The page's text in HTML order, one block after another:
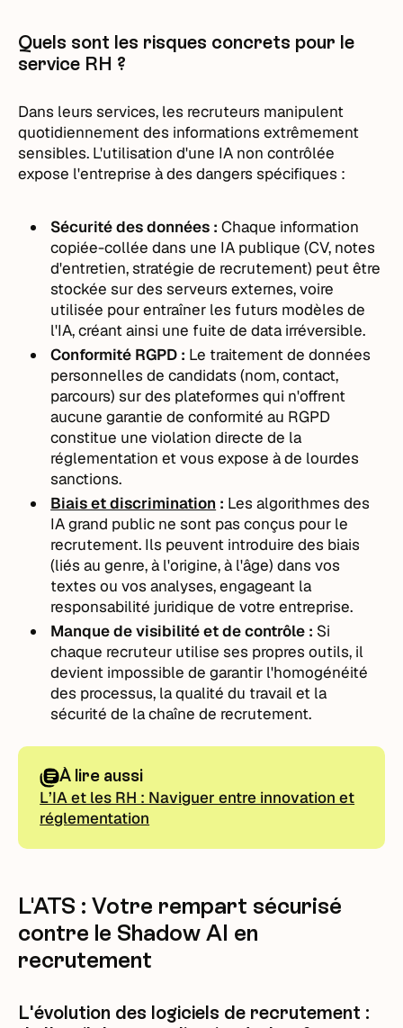
Quels sont les risques concrets pour le
service RH ?
Dans leurs services, les recruteurs manipulent
quotidiennement des informations extrêmement
sensibles. L'utilisation d'une IA non contrôlée
expose l'entreprise à des dangers spécifiques :
Sécurité des données : Chaque information
copiée-collée dans une IA publique (CV, notes
d'entretien, stratégie de recrutement) peut être
stockée sur des serveurs externes, voire
utilisée pour entraîner les futurs modèles de
l'IA, créant ainsi une fuite de data irréversible.
Conformité RGPD : Le traitement de données
personnelles de candidats (nom, contact,
parcours) sur des plateformes qui n'offrent
aucune garantie de conformité au RGPD
constitue une violation directe de la
réglementation et vous expose à de lourdes
sanctions.
Biais et discrimination : Les algorithmes des
IA grand public ne sont pas conçus pour le
recrutement. Ils peuvent introduire des biais
(liés au genre, à l'origine, à l'âge) dans vos
textes ou vos analyses, engageant la
responsabilité juridique de votre entreprise.
Manque de visibilité et de contrôle : Si
chaque recruteur utilise ses propres outils, il
devient impossible de garantir l'homogénéité
des processus, la qualité du travail et la
sécurité de la chaîne de recrutement.
À lire aussi
L’IA et les RH : Naviguer entre innovation et
réglementation
L'ATS : Votre rempart sécurisé
contre le Shadow AI en
recrutement
L'évolution des logiciels de recrutement :